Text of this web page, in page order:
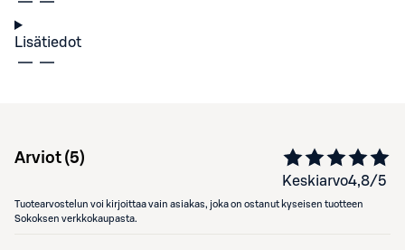
Lisätiedot
Arviot (5)
Keskiarvo4,8/5
Tuotearvostelun voi kirjoittaa vain asiakas, joka on ostanut kyseisen tuotteen
Sokoksen verkkokaupasta.